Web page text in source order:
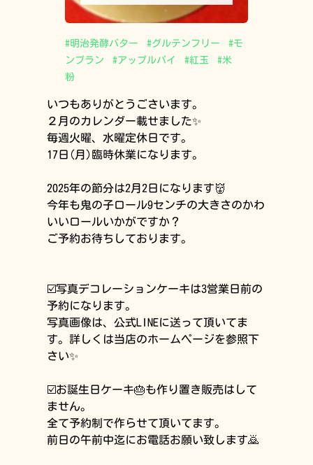
#明治発酵バター #グルテンフリー #モ
ンブラン
#アップルパイ #紅玉 #米
粉
いつもありがとうごさいます。
２月のカレンダー載せました✨
毎週火曜、水曜定休日です。
17日(月)臨時休業になります。
2025年の節分は2月2日になります👹
今年も鬼の子ロール9センチの大きさのかわ
いいロールいかがですか？
ご予約お待ちしております。
☑️写真デコレーションケーキは3営業日前の
予約になります。
写真画像は、公式LINEに送って頂いてま
す。詳しくは当店のホームページを参照下
さい✨
☑️お誕生日ケーキ🎂も作り置き販売はして
ません。
全て予約制で作らせて頂いてます。
前日の午前中迄にお電話お願い致します🙇